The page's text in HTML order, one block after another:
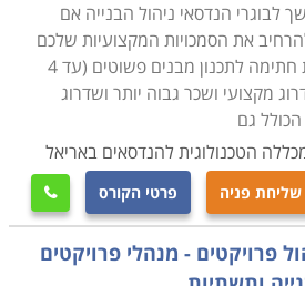
לבוגרי הנדסאי ניהול הבנייה אם
את הסמכויות המקצועיות שלכם
ולקבל זכות חתימה לתכנון מבנים פשוטים (עד 4
מקצועי ושכר גבוה יותר ושדרוג
גם
הטכנולוגית להנדסאים באריאל
שליחת פניה פרטי הקורס 
פרויקטים - מנהלי פרויקטים